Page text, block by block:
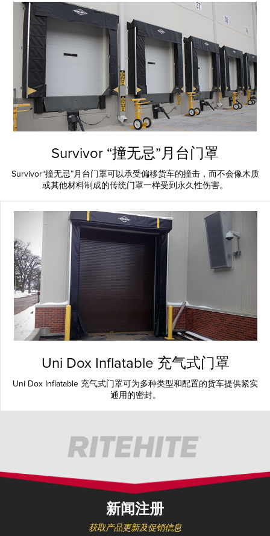
Survivor “撞无忌”月台门罩
Survivor“撞无忌”月台门罩可以承受偏移货车的撞击，而不会像木质
或其他材料制成的传统门罩一样受到永久性伤害。
Uni Dox Inflatable 充气式门罩
Uni Dox Inflatable 充气式门罩可为多种类型和配置的货车提供紧实
通用的密封。
新闻注册
获取产品更新及促销信息